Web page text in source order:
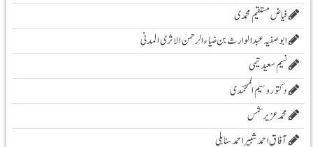
فیاض مستقیم محمدی
ابو صفیہ عبدالوارث بن ضیاء الرحمن الاثری المدنی
نسیم سعید تیمی
دکتور وسیم المحمّدی
محمدعزیرشمس
آفاق احمد شبیر احمد سنابلی